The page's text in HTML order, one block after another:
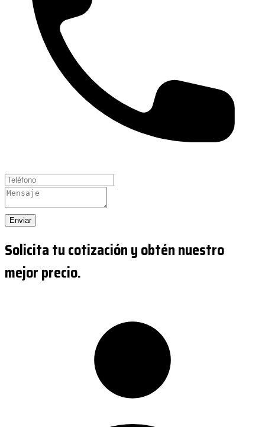
Enviar
Solicita tu cotización y obtén nuestro
mejor precio.